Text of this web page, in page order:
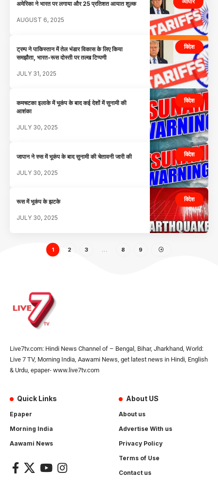
अमेरिका ने भारत पर लगाया और 25 प्रतिशत आयात शुल्क
AUGUST 6, 2025
विदेश
ट्रम्प ने पाकिस्तान में तेल भंडार विकास के लिए किया
समझौता, भारत-रूस दोस्ती पर तल्ख टिप्पणी
JULY 31, 2025
विदेश
कमचटका इलाके में भूकंप के बाद कई देशों में सुनामी की
आशंका
JULY 30, 2025
विदेश
जापान ने रुस में भूकंप के बाद सुनामी की चेतावनी जारी की
JULY 30, 2025
विदेश
रूस में भूकंप के झटके
JULY 30, 2025
1 2 3 … 8 9
Live7tv.com: Hindi News Channel of – Bengal, Bihar, Jharkhand, World:
Live 7 TV, Morning India, Aawami News, get latest news in Hindi, English
& Urdu, epaper- www.live7tv.com
Quick Links
Epaper
Morning India
Aawami News
About US
About us
Advertise With us
Privacy Policy
Terms of Use
Contact us